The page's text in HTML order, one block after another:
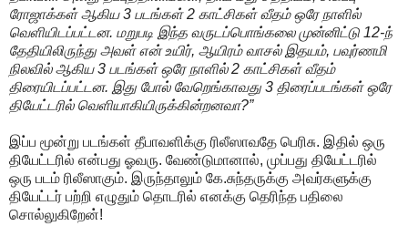
ரோஜாக்கள் ஆகிய 3 படங்கள் 2 காட்சிகள் வீதம் ஒரே நாளில்
வெளியிடப்பட்டன. மறுபடி இந்த வருடப்பொங்கலை முன்னிட்டு 12-ந்
தேதியிலிருந்து அவள் என் உயிர், ஆயிரம் வாசல் இதயம், பவுர்ணமி
நிலவில் ஆகிய 3 படங்கள் ஒரே நாளில் 2 காட்சிகள் வீதம்
திரையிடப்பட்டன. இது போல் வேறெங்காவது 3 திரைப்படங்கள் ஒரே
தியேட்டரில் வெளியாகியிருக்கின்றனவா?”
இப்ப மூன்று படங்கள் தீபாவளிக்கு ரிலீஸாவதே பெரிசு. இதில் ஒரு
தியேட்டரில் என்பது ஓவரு. வேண்டுமானால், முப்பது தியேட்டரில்
ஒரு படம் ரிலீஸாகும். இருந்தாலும் கே.சுந்தருக்கு அவர்களுக்கு
தியேட்டர் பற்றி எழுதும் தொடரில் எனக்கு தெரிந்த பதிலை
சொல்லுகிறேன்!